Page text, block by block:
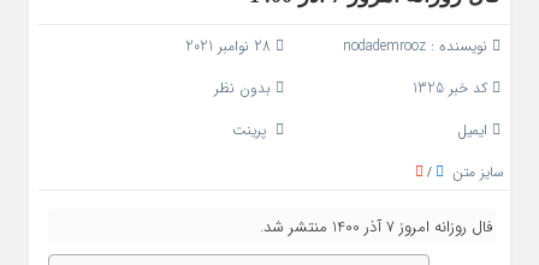
نویسنده : nodademrooz
کد خبر 1325
بدون نظر
ایمیل
پرینت
سایز متن
/
فال روزانه امروز 7 آذر 1400 منتشر شد.